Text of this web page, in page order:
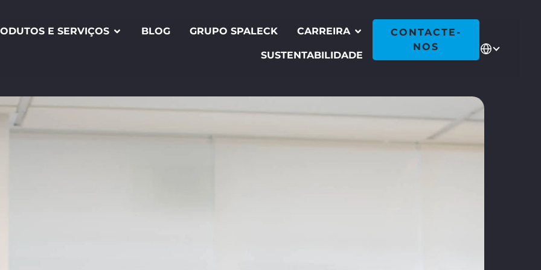
E SERVIÇOS BLOG GRUPO SPALECK CARREIRA
SUSTENTABILIDADE
CONTACTE-
NOS